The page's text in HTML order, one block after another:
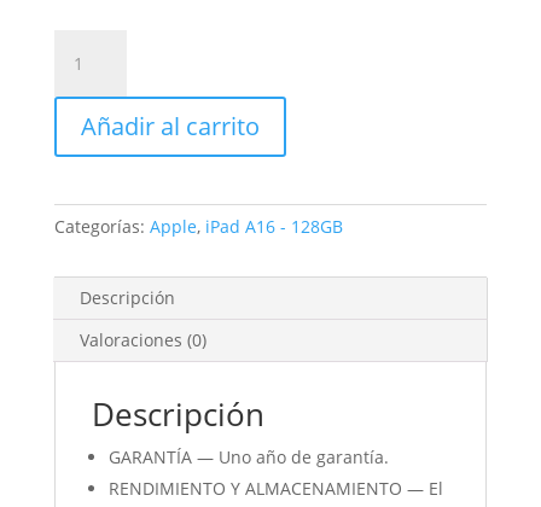
Wi-
Fi
Cellular
Plata
cantidad
Añadir al carrito
Categorías: Apple, iPad A16 - 128GB
Descripción
Valoraciones (0)
Descripción
GARANTÍA — Uno año de garantía.
RENDIMIENTO Y ALMACENAMIENTO — El